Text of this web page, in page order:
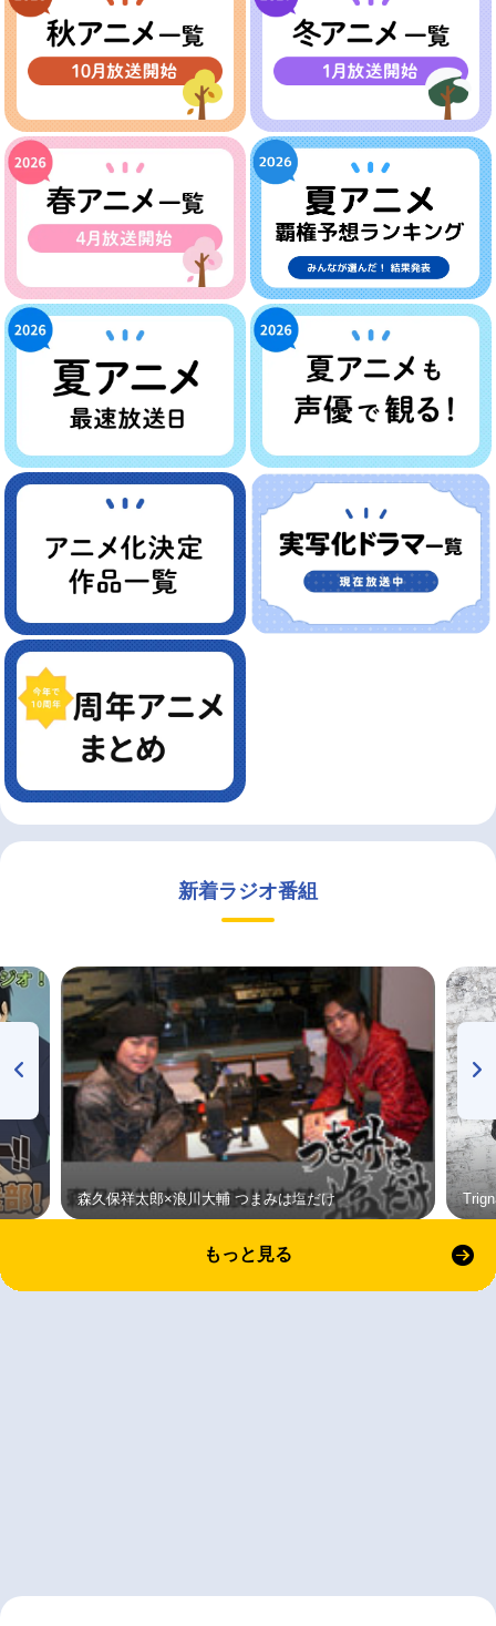
新着ラジオ番組
森久保祥太郎×浪川大輔 つまみは塩だけ
もっと見る